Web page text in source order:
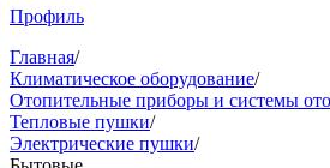
Профиль
Главная/
Климатическое оборудование/
Отопительные приборы и системы
Тепловые пушки/
Электрические пушки/